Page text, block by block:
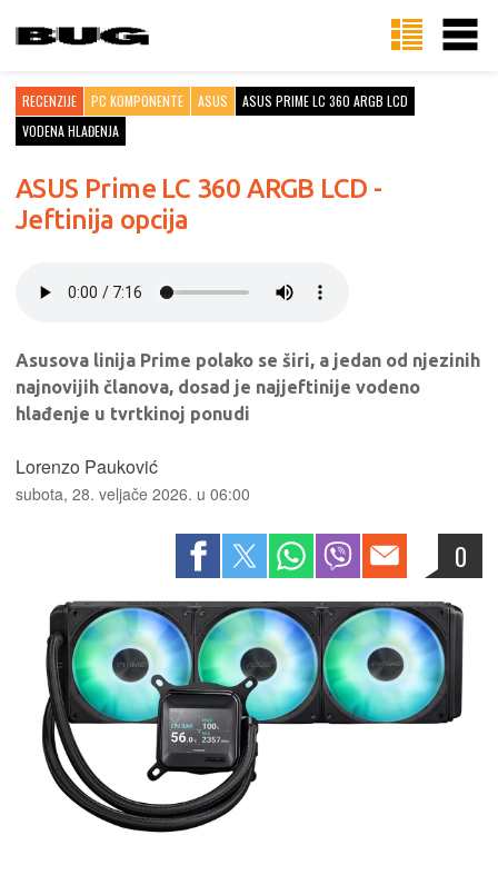
RECENZIJE PC KOMPONENTE ASUS
ASUS PRIME LC 360 ARGB LCD
VODENA HLAĐENJA
ASUS Prime LC 360 ARGB LCD -
Jeftinija opcija
Asusova linija Prime polako se širi, a jedan od njezinih
najnovijih članova, dosad je najjeftinije vodeno
hlađenje u tvrtkinoj ponudi
Lorenzo Pauković
subota, 28. veljače 2026. u 06:00
0